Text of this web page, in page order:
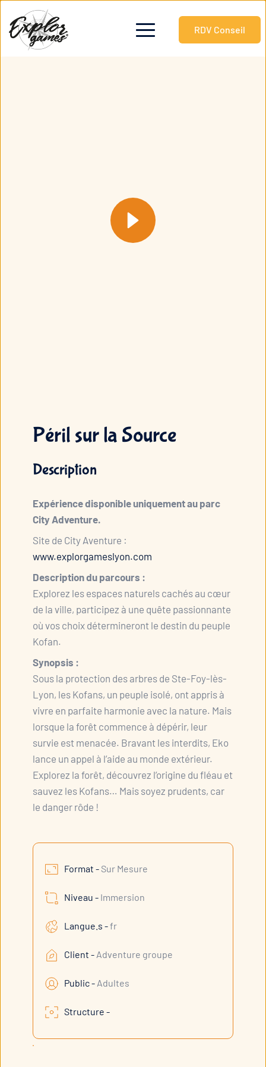
RDV Conseil
Péril sur la Source
Description
Expérience disponible uniquement au parc
City Adventure.
Site de City Aventure :
www.explorgameslyon.com
Description du parcours :
Explorez les espaces naturels cachés au cœur
de la ville, participez à une quête passionnante
où vos choix détermineront le destin du peuple
Kofan.
Synopsis :
Sous la protection des arbres de Ste-Foy-lès-
Lyon, les Kofans, un peuple isolé, ont appris à
vivre en parfaite harmonie avec la nature. Mais
lorsque la forêt commence à dépérir, leur
survie est menacée. Bravant les interdits, Eko
lance un appel à l’aide au monde extérieur.
Explorez la forêt, découvrez l’origine du fléau et
sauvez les Kofans… Mais soyez prudents, car
le danger rôde !
Format - Sur Mesure
Niveau - Immersion
Langue.s -fr
Client - Adventure groupe
Public - Adultes
Structure -